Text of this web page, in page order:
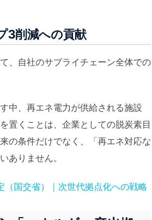
3削減への貢献
、自社のサプライチェーン全体での
中、再エネ電力が供給される施設
置くことは、企業としての脱炭素目
の条件だけでなく、「再エネ対応な
ありません。
国交省）｜次世代拠点化への戦略